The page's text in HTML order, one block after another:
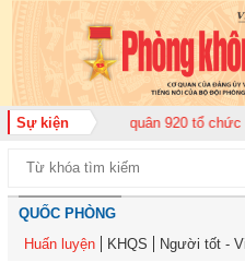
Sự kiện
đoàn Không quân 920 tổ chức Lễ
QUỐC PHÒNG
Huấn luyện
KHQS Người tốt -